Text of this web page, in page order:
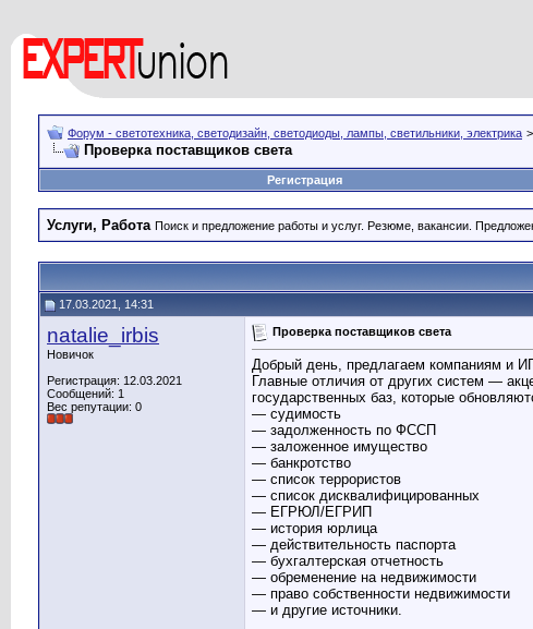
Форум - светотехника, светодизайн, светодиоды, лампы, светильники, электрика >
Проверка поставщиков света
Регистрация
Услуги, Работа Поиск и предложение работы и услуг. Резюме, вакансии.
17.03.2021, 14:31
natalie_irbis
Новичок
Регистрация: 12.03.2021
Сообщений: 1
Вес репутации: 0
Проверка поставщиков света
Добрый день, предлагаем компаниям и
Главные отличия от других систем —
государственных баз, которые
— судимость
— задолженность по ФССП
— заложенное имущество
— банкротство
— список террористов
— список дисквалифицированных
— ЕГРЮЛ/ЕГРИП
— история юрлица
— действительность паспорта
— бухгалтерская отчетность
— обременение на недвижимости
— право собственности недвижимости
— и другие источники.